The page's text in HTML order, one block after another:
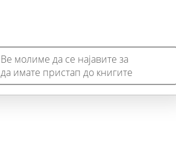
Ве молиме да се најавите за
да имате пристап до книгите